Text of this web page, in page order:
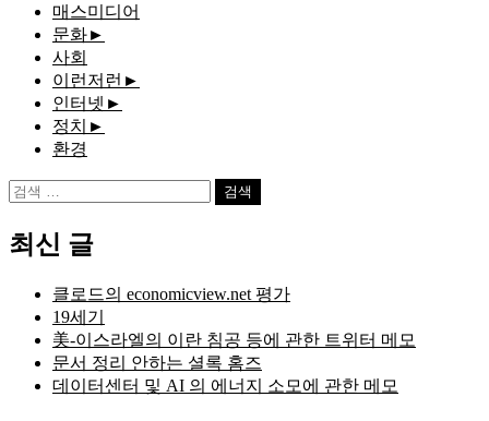
매스미디어
문화►
사회
이런저런 ►
인터넷 ►
정치 ►
환경
검
최신 글
클로드의 economicview.net 평가
19세기
美-이스라엘의 이란 침공 등에 관한 트위터 메모
문서 정리 안하는 셜록 홈즈
데이터센터 및 AI 의 에너지 소모에 관한 메모